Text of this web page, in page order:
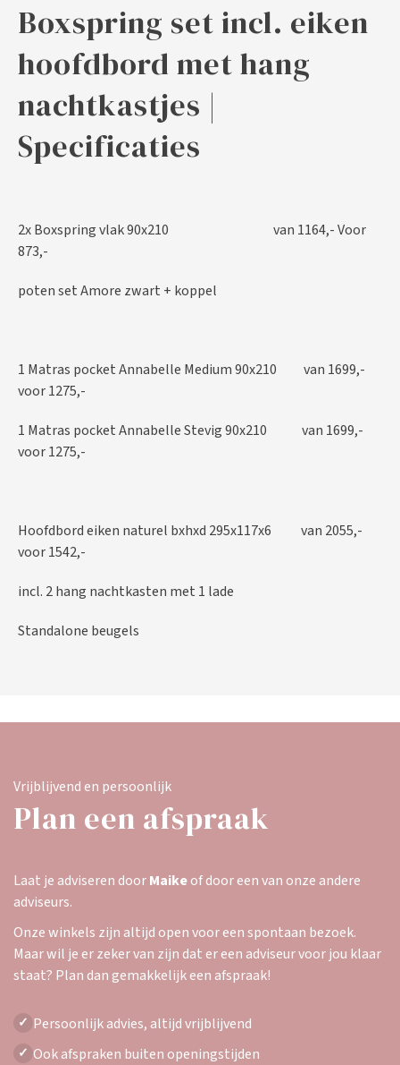
Boxspring set incl. eiken
hoofdbord met hang
nachtkastjes |
Specificaties
2x Boxspring vlak 90x210 van 1164,- Voor
873,-
poten set Amore zwart + koppel
1 Matras pocket Annabelle Medium 90x210 van 1699,-
voor 1275,-
1 Matras pocket Annabelle Stevig 90x210 van 1699,-
voor 1275,-
Hoofdbord eiken naturel bxhxd 295x117x6 van 2055,-
voor 1542,-
incl. 2 hang nachtkasten met 1 lade
Standalone beugels
Vrijblijvend en persoonlijk
Plan een afspraak
Laat je adviseren doorMaikeof door een van onze andere
adviseurs.
Onze winkels zijn altijd open voor een spontaan bezoek.
Maar wil je er zeker van zijn dat er een adviseur voor jou klaar
staat? Plan dan gemakkelijk een afspraak!
✓ Persoonlijk advies, altijd vrijblijvend
✓ Ook afspraken buiten openingstijden